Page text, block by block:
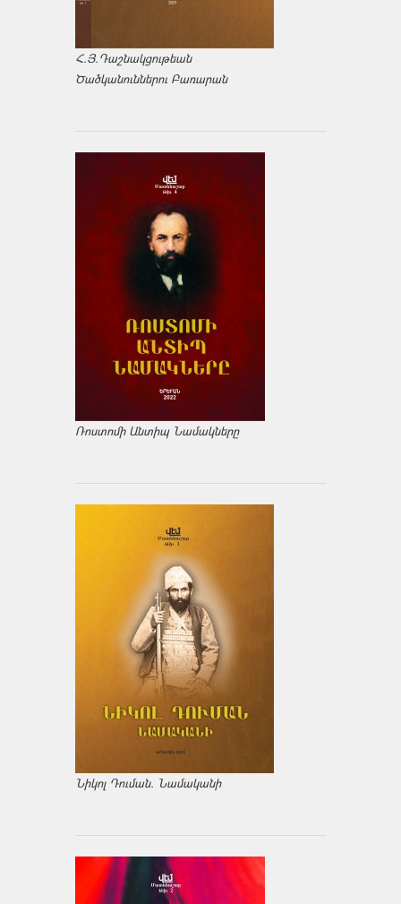
Հ.Յ.Դաշնակցութեան
Ծածկանուններու Բառարան
Ռոստոմի Անտիպ Նամակները
Նիկոլ Դուման. Նամականի